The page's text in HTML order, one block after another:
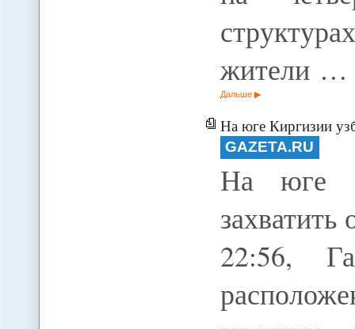
жители …
Дальше
На юге Киргизии
GAZETA.RU
На юге
22:56,